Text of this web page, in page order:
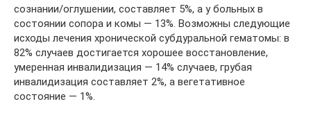
сознании/оглушении, составляет 5%, а у больных в
состоянии сопора и комы — 13%. Возможны следующие
исходы лечения хронической субдуральной гематомы: в
82% случаев достигается хорошее восстановление,
умеренная инвалидизация — 14% случаев, грубая
инвалидизация составляет 2%, а вегетативное
состояние — 1%.